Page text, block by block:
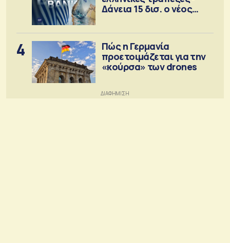
Δάνεια 15 δισ. ο νέος
4
Πώς η Γερμανία
προετοιμάζεται για την
«κούρσα» των drones